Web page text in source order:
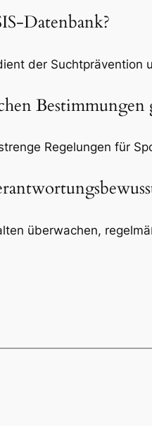
Datenbank?
der Suchtprävention
Regelungen für
überwachen,